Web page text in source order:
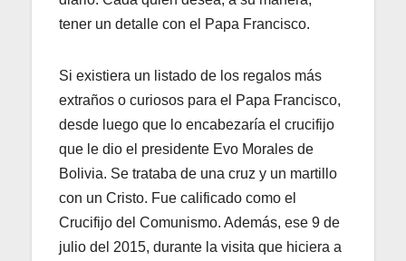
tener un detalle con el Papa Francisco.
Si existiera un listado de los regalos más
extraños o curiosos para el Papa Francisco,
desde luego que lo encabezaría el crucifijo
que le dio el presidente Evo Morales de
Bolivia. Se trataba de una cruz y un martillo
con un Cristo. Fue calificado como el
Crucifijo del Comunismo. Además, ese 9 de
julio del 2015, durante la visita que hiciera a